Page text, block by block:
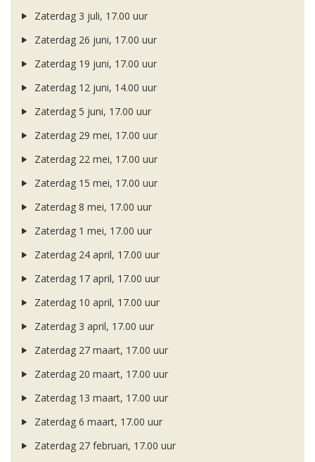
Zaterdag 3 juli, 17.00 uur
Zaterdag 26 juni, 17.00 uur
Zaterdag 19 juni, 17.00 uur
Zaterdag 12 juni, 14.00 uur
Zaterdag 5 juni, 17.00 uur
Zaterdag 29 mei, 17.00 uur
Zaterdag 22 mei, 17.00 uur
Zaterdag 15 mei, 17.00 uur
Zaterdag 8 mei, 17.00 uur
Zaterdag 1 mei, 17.00 uur
Zaterdag 24 april, 17.00 uur
Zaterdag 17 april, 17.00 uur
Zaterdag 10 april, 17.00 uur
Zaterdag 3 april, 17.00 uur
Zaterdag 27 maart, 17.00 uur
Zaterdag 20 maart, 17.00 uur
Zaterdag 13 maart, 17.00 uur
Zaterdag 6 maart, 17.00 uur
Zaterdag 27 februari, 17.00 uur